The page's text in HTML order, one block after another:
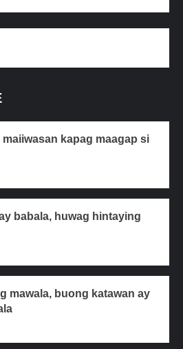
kapag maagap si
babala, huwag hintaying
mawala, buong katawan ay